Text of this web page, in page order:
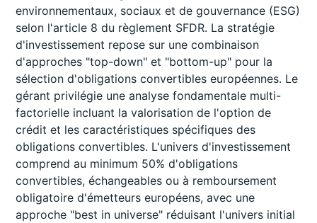
environnementaux, sociaux et de gouvernance (ESG)
selon l'article 8 du règlement SFDR. La stratégie
d'investissement repose sur une combinaison
d'approches "top-down" et "bottom-up" pour la
sélection d'obligations convertibles européennes. Le
gérant privilégie une analyse fondamentale multi-
factorielle incluant la valorisation de l'option de
crédit et les caractéristiques spécifiques des
obligations convertibles. L'univers d'investissement
comprend au minimum 50% d'obligations
convertibles, échangeables ou à remboursement
obligatoire d'émetteurs européens, avec une
approche "best in universe" réduisant l'univers initial